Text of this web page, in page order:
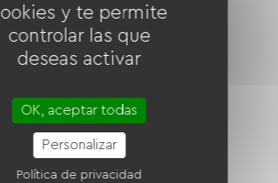
Salón
y te permite
controlar las que
deseas activar
OK, aceptar todas
Personalizar
Política de privacidad